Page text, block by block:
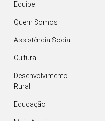
Equipe
Quem Somos
Assistência Social
Cultura
Desenvolvimento
Rural
Educação